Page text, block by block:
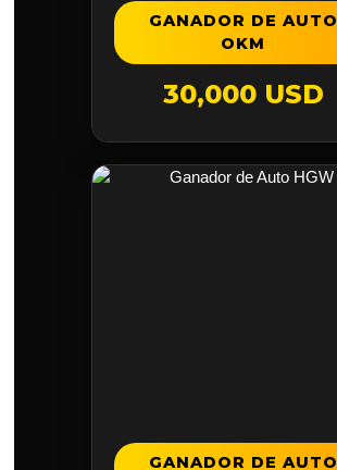
GANADOR DE AUTO
OKM
30,000 USD
GANADOR DE AUTO